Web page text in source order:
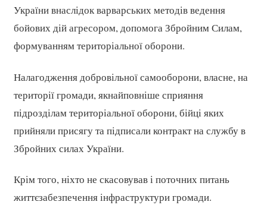
України внаслідок варварських методів ведення
бойових дій агресором, допомога Збройним Силам,
формуванням територіальної оборони.
Налагодження добровільної самооборони, власне, на
території громади, якнайповніше сприяння
підрозділам територіальної оборони, бійці яких
прийняли присягу та підписали контракт на службу в
Збройних силах України.
Крім того, ніхто не скасовував і поточних питань
життєзабезпечення інфраструктури громади.